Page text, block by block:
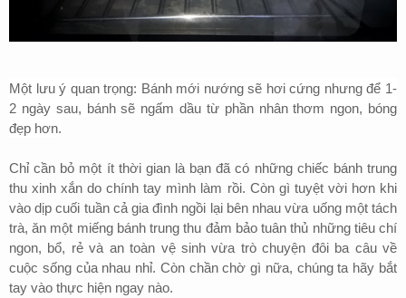
Một lưu ý quan trọng: Bánh mới nướng sẽ hơi cứng nhưng để 1-
2 ngày sau, bánh sẽ ngấm dầu từ phần nhân thơm ngon, bóng
đẹp hơn.
Chỉ cần bỏ một ít thời gian là bạn đã có những chiếc bánh trung
thu xinh xắn do chính tay mình làm rồi. Còn gì tuyệt vời hơn khi
vào dịp cuối tuần cả gia đình ngồi lại bên nhau vừa uống một tách
trà, ăn một miếng bánh trung thu đảm bảo tuân thủ những tiêu chí
ngon, bổ, rẻ và an toàn vệ sinh vừa trò chuyện đôi ba câu về
cuộc sống của nhau nhỉ. Còn chần chờ gì nữa, chúng ta hãy bắt
tay vào thực hiện ngay nào.